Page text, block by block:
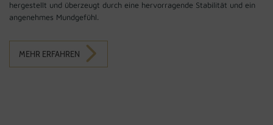
hergestellt und überzeugt durch eine hervorragende Stabilität und ein
angenehmes Mundgefühl.
MEHR ERFAHREN